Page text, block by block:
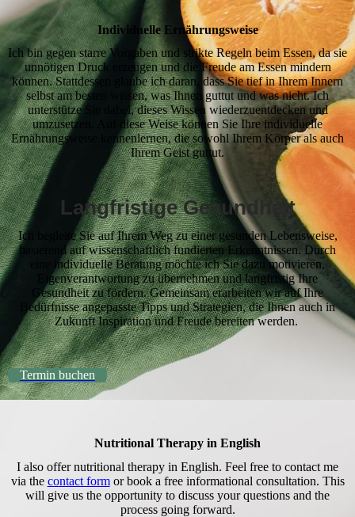
Individuelle Ernährungsweise
Ich bin gegen starre Vorgaben und strikte Regeln beim Essen, da sie
unnötigen Druck erzeugen und die Freude am Essen mindern
können. Stattdessen glaube ich daran, dass Sie tief in Ihrem Innern
selbst am besten wissen, was Ihnen guttut und was nicht. Ich
unterstütze Sie dabei, dieses Wissen wiederzuentdecken und
umzusetzen. Auf diese Weise können Sie Ihre individuelle
Ernährungsweise kennenlernen, die sowohl Ihrem Körper als auch
Ihrem Geist guttut.
Langfristige Gesundheit
Ich begleite Sie auf Ihrem Weg zu einer gesunden Lebensweise,
basierend auf wissenschaftlich fundierten Erkenntnissen. Durch
eine individuelle Beratung möchte ich Sie dazu motivieren,
Eigenverantwortung zu übernehmen und langfristig Ihre
Gesundheit zu fördern. Gemeinsam erarbeiten wir auf Ihre
Bedürfnisse angepasste Tipps und Strategien, die Ihnen auch in
Zukunft Inspiration und Freude bereiten werden.
Termin buchen
Nutritional Therapy in English
I also offer nutritional therapy in English. Feel free to contact me
via the contact formor book a free informational consultation. This
will give us the opportunity to discuss your questions and the
process going forward.